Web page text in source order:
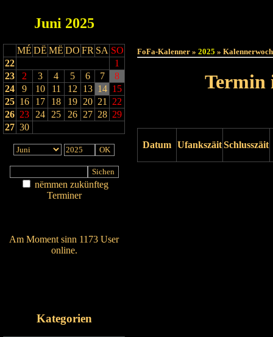
Juni 2025
MÉ DË MË DO FR SA SO
22
1
23
2 3 4 5 6 7
8
24
9 10 11 12 13 14 15
25 16 17 18 19 20 21
22
26 23 24 25 26 27 28 29
27 30
nëmmen zukünfteg
Terminer
Am Moment sinn 1173 User
online.
Kategorien
FoFa-Kalenner » 2025 »
Termin
Datum UfankszäitSchlusszäit